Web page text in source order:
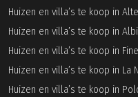
Huizen en villa’s te koop in
Huizen en villa’s te koop in
Huizen en villa’s te koop in
Huizen en villa’s te koop in La
Huizen en villa’s te koop in